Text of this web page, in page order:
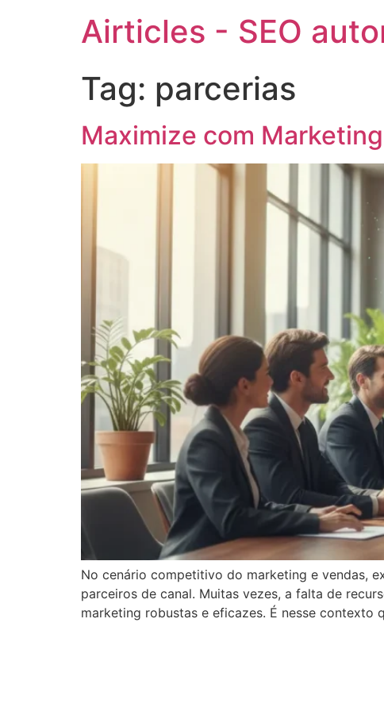
Airticles - SEO
Tag: parcerias
Maximize com
No cenário competitivo do marketing e vendas,
parceiros de canal. Muitas vezes, a falta de
marketing robustas e eficazes. É nesse